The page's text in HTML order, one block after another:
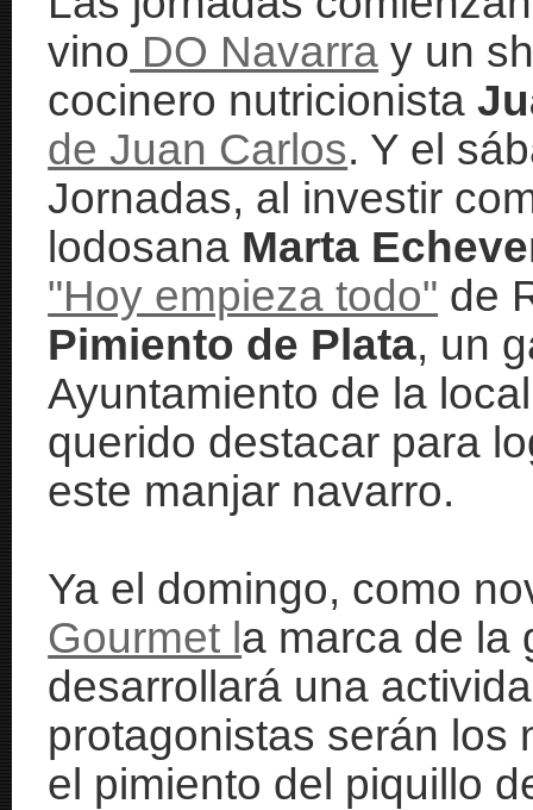
vino DO Navarra y un
cocinero nutricionista
de Juan Carlos. Y el
Jornadas, al investir
lodosana Marta
"Hoy empieza todo" de
Pimiento de Plata, un
Ayuntamiento de la
querido destacar para
este manjar navarro.
Ya el domingo, como
Gourmet l a marca de la
desarrollará una
protagonistas serán los
el pimiento del piquillo